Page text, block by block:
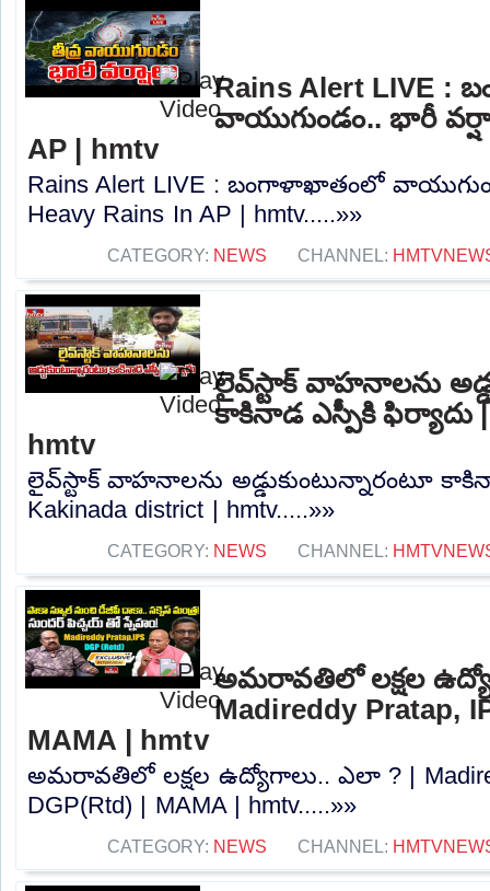
Rains Alert LIVE
వాయుగుండం.. భారీ
AP | hmtv
Rains Alert LIVE : బంగాళాఖాతంలో
Heavy Rains In AP | hmtv.....»»
CATEGORY: NEWS CHANNEL:
లైవ్‌స్టాక్ వాహనాలను
కాకినాడ ఎస్పీకి ఫిర్యాదు
hmtv
లైవ్‌స్టాక్ వాహనాలను అడ్డుకుంటున్నారంటూ
Kakinada district | hmtv.....»»
CATEGORY: NEWS CHANNEL:
అమరావతిలో లక్షల
Madireddy Pratap,
MAMA | hmtv
అమరావతిలో లక్షల ఉద్యోగాలు.. ఎలా ? |
DGP(Rtd) | MAMA | hmtv.....»»
CATEGORY: NEWS CHANNEL: